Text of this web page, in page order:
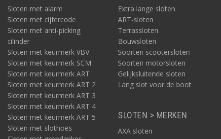
Sloten met alarm
Sloten met cijfercode
Sloten met anti-picking
cilinder
Sloten met keurmerk VBV
Sloten met keurmerk SCM
Sloten met keurmerk ART
Sloten met keurmerk ART 2
Sloten met keurmerk ART 3
Sloten met keurmerk ART 4
Sloten met keurmerk ART 5
Sloten met slothoes
Extra lange sloten
ART-sloten
Terrassloten
Bouwsloten
Soorten scootersloten
Soorten motorsloten
Gelijksluitende sloten
Lang slot voor de boot
SLOTEN > MERKEN
AXA sloten